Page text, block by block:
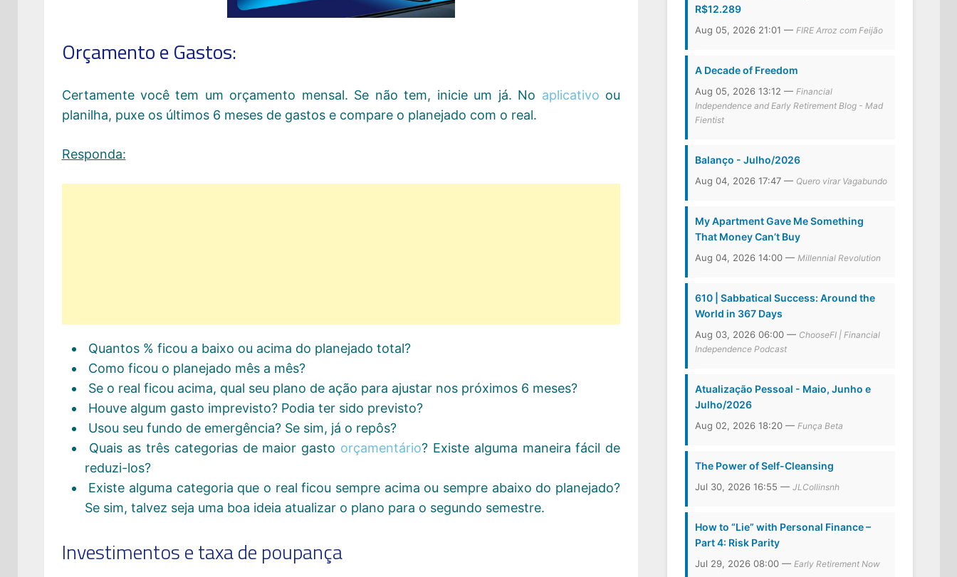
Orçamento e Gastos:
Certamente você tem um orçamento mensal. Se não tem, inicie um já. No aplicativo ou
planilha, puxe os últimos 6 meses de gastos e compare o planejado com o real.
Responda:
Quantos % ficou a baixo ou acima do planejado total?
Como ficou o planejado mês a mês?
Se o real ficou acima, qual seu plano de ação para ajustar nos próximos 6 meses?
Houve algum gasto imprevisto? Podia ter sido previsto?
Usou seu fundo de emergência? Se sim, já o repôs?
Quais as três categorias de maior gasto orçamentário? Existe alguma maneira fácil de
reduzi-los?
Existe alguma categoria que o real ficou sempre acima ou sempre abaixo do planejado?
Se sim, talvez seja uma boa ideia atualizar o plano para o segundo semestre.
Investimentos e taxa de poupança
R$12.289
Aug 05, 2026 21:01 —FIRE Arroz com Feijão
A Decade of Freedom
Aug 05, 2026 13:12 —Financial
Independence and Early Retirement Blog - Mad
Fientist
Balanço - Julho/2026
Aug 04, 2026 17:47 — Quero virar Vagabundo
My Apartment Gave Me Something
That Money Can’t Buy
Aug 04, 2026 14:00 —Millennial Revolution
610 | Sabbatical Success: Around the
World in 367 Days
Aug 03, 2026 06:00 — ChooseFI | Financial
Independence Podcast
Atualização Pessoal - Maio, Junho e
Julho/2026
Aug 02, 2026 18:20 —Funça Beta
The Power of Self-Cleansing
Jul 30, 2026 16:55 —JLCollinsnh
How to “Lie” with Personal Finance –
Part 4: Risk Parity
Jul 29, 2026 08:00 —Early Retirement Now